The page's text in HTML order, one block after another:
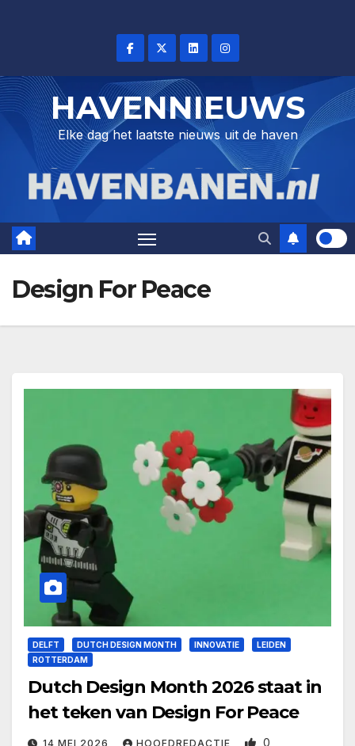
HAVENNIEUWS
Elke dag het laatste nieuws uit de haven
Design For Peace
DELFT DUTCH DESIGN MONTH INNOVATIE
LEIDEN
ROTTERDAM
Dutch Design Month 2026 staat in
het teken van Design For Peace
14 MEI 2026 HOOFDREDACTIE 0